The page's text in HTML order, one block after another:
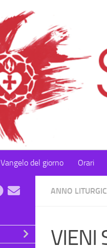
Vangelo del giorno Orari
ANNO
VIENI